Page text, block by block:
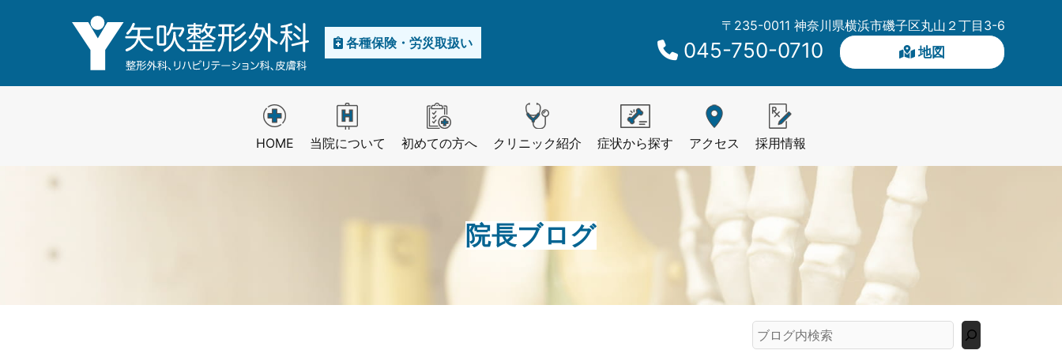
キ
各種保険・労災取扱い
〒235-0011 神奈川県横浜市磯子区丸山２丁目3-6
045-750-0710 地図
HOME 当院について 初めての方へ クリニック紹介 症状から探す アクセス 採用情報
院長ブログ
検
索